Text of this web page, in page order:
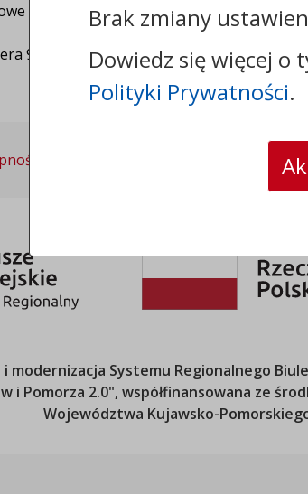
w Świeciu
9
tel.:
faks:
e-
i modernizacja Systemu Regionalnego
i Pomorza 2.0", współfinansowana ze
Województwa Kujawsko-
Brak zmiany
Dowiedz się więcej o
Polityki Prywatności.